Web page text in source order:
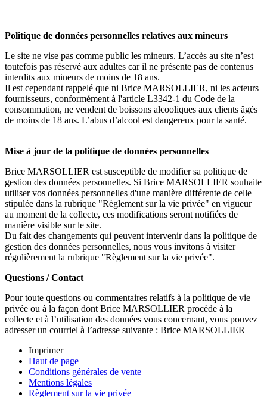
Politique de données personnelles relatives aux mineurs
Le site ne vise pas comme public les mineurs. L’accès au site n’est
toutefois pas réservé aux adultes car il ne présente pas de contenus
interdits aux mineurs de moins de 18 ans.
Il est cependant rappelé que ni Brice MARSOLLIER, ni les acteurs
fournisseurs, conformément à l'article L3342-1 du Code de la
consommation, ne vendent de boissons alcooliques aux clients âgés
de moins de 18 ans. L’abus d’alcool est dangereux pour la santé.
Mise à jour de la politique de données personnelles
Brice MARSOLLIER est susceptible de modifier sa politique de
gestion des données personnelles. Si Brice MARSOLLIER souhaite
utiliser vos données personnelles d'une manière différente de celle
stipulée dans la rubrique "Règlement sur la vie privée" en vigueur
au moment de la collecte, ces modifications seront notifiées de
manière visible sur le site.
Du fait des changements qui peuvent intervenir dans la politique de
gestion des données personnelles, nous vous invitons à visiter
régulièrement la rubrique "Règlement sur la vie privée".
Questions / Contact
Pour toute questions ou commentaires relatifs à la politique de vie
privée ou à la façon dont Brice MARSOLLIER procède à la
collecte et à l’utilisation des données vous concernant, vous pouvez
adresser un courriel à l’adresse suivante : Brice MARSOLLIER
Imprimer
Haut de page
Conditions générales de vente
Mentions légales
Règlement sur la vie privée